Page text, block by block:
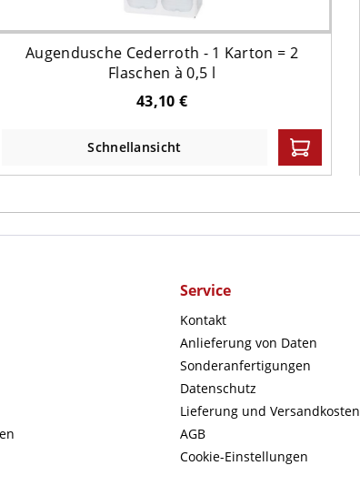
Augendusche Cederroth - 1 Karton = 2
Flaschen à 0,5 l
43,10 €
Schnellansicht
Service
Kontakt
Anlieferung von Daten
Sonderanfertigungen
Datenschutz
Lieferung und Versandkosten
AGB
Cookie-Einstellungen